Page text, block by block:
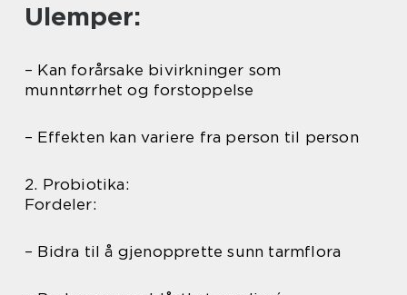
Ulemper:
– Kan forårsake bivirkninger som
munntørrhet og forstoppelse
– Effekten kan variere fra person til person
2. Probiotika:
Fordeler:
– Bidra til å gjenopprette sunn tarmflora